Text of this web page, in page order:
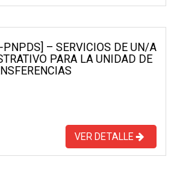
– SERVICIOS DE UN/A
PARA LA UNIDAD DE
VER DETALLE